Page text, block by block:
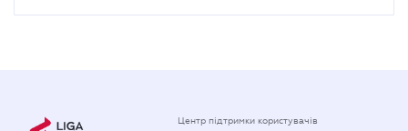
Центр підтримки користувачів